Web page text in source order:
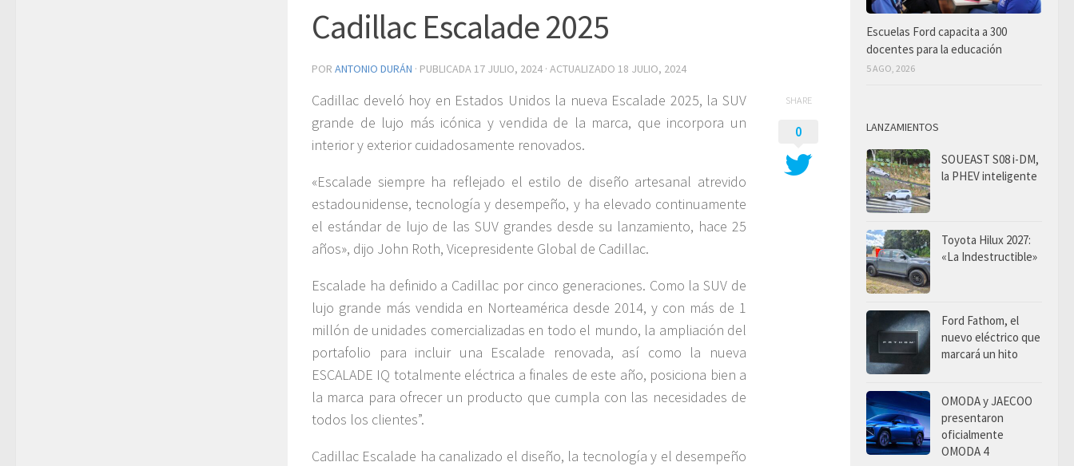
Cadillac Escalade 2025
POR ANTONIO DURÁN · PUBLICADA 17 JULIO, 2024 · ACTUALIZADO 18 JULIO, 2024
Cadillac develó hoy en Estados Unidos la nueva Escalade 2025, la SUV
grande de lujo más icónica y vendida de la marca, que incorpora un
interior y exterior cuidadosamente renovados.
«Escalade siempre ha reflejado el estilo de diseño artesanal atrevido
estadounidense, tecnología y desempeño, y ha elevado continuamente
el estándar de lujo de las SUV grandes desde su lanzamiento, hace 25
años», dijo John Roth, Vicepresidente Global de Cadillac.
Escalade ha definido a Cadillac por cinco generaciones. Como la SUV de
lujo grande más vendida en Norteamérica desde 2014, y con más de 1
millón de unidades comercializadas en todo el mundo, la ampliación del
portafolio para incluir una Escalade renovada, así como la nueva
ESCALADE IQ totalmente eléctrica a finales de este año, posiciona bien a
la marca para ofrecer un producto que cumpla con las necesidades de
todos los clientes”.
Cadillac Escalade ha canalizado el diseño, la tecnología y el desempeño
SHARE
0
Escuelas Ford capacita a 300
docentes para la educación
5 AGO, 2026
LANZAMIENTOS
SOUEAST S08 i-DM,
la PHEV inteligente
Toyota Hilux 2027:
«La Indestructible»
Ford Fathom, el
nuevo eléctrico que
marcará un hito
OMODA y JAECOO
presentaron
oficialmente
OMODA 4